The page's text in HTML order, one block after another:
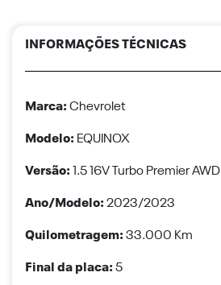
INFORMAÇÕES TÉCNICAS
Marca:Chevrolet
Modelo: EQUINOX
Versão:1.5 16V Turbo Premier AWD
Ano/Modelo:2023/2023
Quilometragem:33.000 Km
Final da placa:5